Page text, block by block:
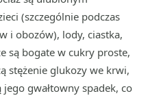
(szczególnie podczas
i obozów), lody, ciastka,
są bogate w cukry proste,
stężenie glukozy we krwi,
gwałtowny spadek, co